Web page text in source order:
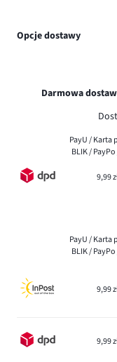
Opcje dostawy
Darmowa
PayU / Karta
BLIK /
9,99
PayU / Karta
BLIK /
9,99
9,99